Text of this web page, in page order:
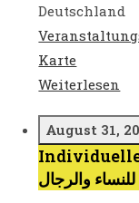
Deutschland
KarteHaus
der
Weiterlesen
August 31,
Individuelle
Beratung
والرجال